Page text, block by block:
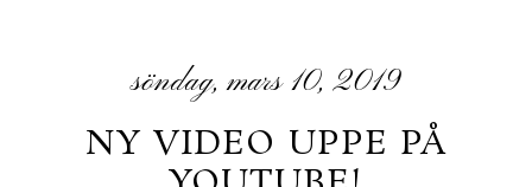
söndag, mars 10, 2019
NY VIDEO UPPE PÅ